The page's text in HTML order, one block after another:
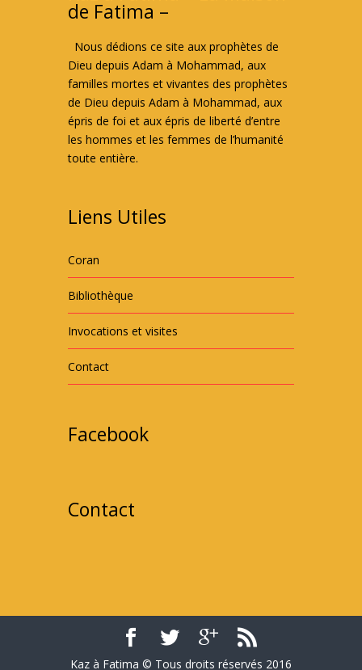
de Fatima –
Nous dédions ce site aux prophètes de
Dieu depuis Adam à Mohammad, aux
familles mortes et vivantes des prophètes
de Dieu depuis Adam à Mohammad, aux
épris de foi et aux épris de liberté d’entre
les hommes et les femmes de l’humanité
toute entière.
Liens Utiles
Coran
Bibliothèque
Invocations et visites
Contact
Facebook
Contact
Kaz à Fatima © Tous droits réservés 2016